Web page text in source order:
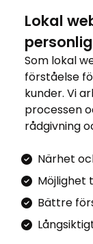
Lokal
Som lokal
förståelse
kunder. Vi
processen
rådgivning
Närhet
Möjlighet
Bättre